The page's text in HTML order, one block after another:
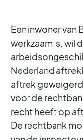
Een inwoner van
werkzaam is, wil
Nederland
aftrek
voor de
recht heeft op
De rechtbank